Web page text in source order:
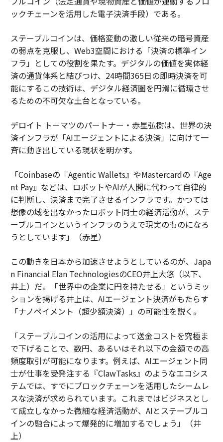
ックチェーンを活用した電子決済手段）である。
ステーブルコインは、価格変動の激しい従来の暗号資産
の弱点を克服し、Web3空間における「決済の標準イン
フラ」としての役割を果たす。デジタルの価値を実体経
済の通貨体系と結びつけ、24時間365日の即時決済を可
能にするこの技術は、デジタル経済圏を円滑に循環させ
るための不可欠な土台となっている。
デロイト トーマツのパートナー・赤星弘樹は、世界の決
済インフラが「AIエージェントによる決済」に向けて一
斉に動き出している現状を明かす。
「Coinbaseの『Agentic Wallets』やMastercardの『Age
nt Pay』などは、ロボットやAIが人間に代わって自律的
に判断し、決済まで完了させるインフラです。かつては
想像の域を出なかったロボット同士の経済活動が、ステ
ーブルコインというインフラのうえで現実のものになろ
うとしています」（赤星）
この動きを日本から加速させようとしているのが、Japa
n Financial Elan TechnologiesのCEO井上大悠（以下、
井上）だ。「世界中の企業に円を持たせる」というミッ
ションを掲げる井上は、AIエージェント決済がもたらす
「ナノペイメント（超少額決済）」の可能性を説く。
「ステーブルコインの活用によって送金コストを究極ま
で下げることで、数円、あるいはそれ以下の金額での高
頻度取引が可能になります。例えば、AIエージェント同
士が仕事を受発注する『ClawTasks』のようなエコシス
テムでは、すでにブロックチェーンを活用したシームレ
スな決済が求められています。これまではビジネスとし
て成立しなかった微細な経済活動が、AIとステーブルコ
インの融合によって爆発的に増加するでしょう」（井
上）